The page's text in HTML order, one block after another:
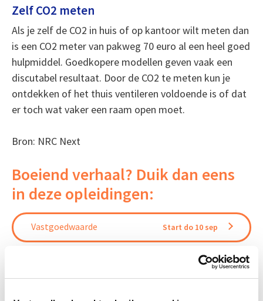
Zelf CO2 meten
Als je zelf de CO2 in huis of op kantoor wilt meten dan
is een CO2 meter van pakweg 70 euro al een heel goed
hulpmiddel. Goedkopere modellen geven vaak een
discutabel resultaat. Door de CO2 te meten kun je
ontdekken of het thuis ventileren voldoende is of dat
er toch wat vaker een raam open moet.
Bron: NRC Next
Boeiend verhaal? Duik dan eens
in deze opleidingen:
Vastgoedwaarde Start do 10 sep
Start wo 9 sep